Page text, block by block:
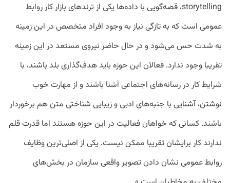
storytelling، قصه‌گویی با داده‌ها یکی از ترندهای بازار کار روابط
عمومی است که به تازگی نیاز به وجود افراد متخصص در این زمینه
به شدت حس می‌شود و در حال حاضر نیروی مستعد در این زمینه
تقریبا وجود ندارد. فعالان این حوزه باید هدف‌گذاری بلد باشند، با
شرایط کار در رسانه‌های اجتماعی آشنا باشند و از مهارت خوب
نوشتن، آشنایی با جنبه‌های ادبی و زیبایی شناختی متن هم برخوردار
باشند. کسانی که خواهان فعالیت در این حوزه هستند اما قدرت قلم
ندارند کار برایشان تقریبا ممکن نیست. یکی از اصلی‌ترین وظایف
روابط عمومی نشان دادن تصویر واقعی سازمان در بخش‌های